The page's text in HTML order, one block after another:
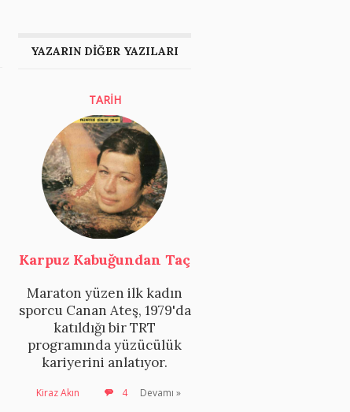
YAZARIN DİĞER YAZILARI
TARİH
Karpuz Kabuğundan Taç
Maraton yüzen ilk kadın
sporcu Canan Ateş, 1979'da
katıldığı bir TRT
programında yüzücülük
kariyerini anlatıyor.
Kiraz Akın 4 Devamı »